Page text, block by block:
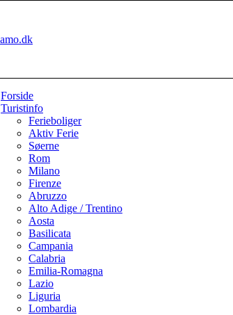
Forside
Turistinfo
Ferieboliger
Aktiv Ferie
Søerne
Rom
Milano
Firenze
Abruzzo
Alto Adige / Trentino
Aosta
Basilicata
Campania
Calabria
Emilia-Romagna
Lazio
Liguria
Lombardia